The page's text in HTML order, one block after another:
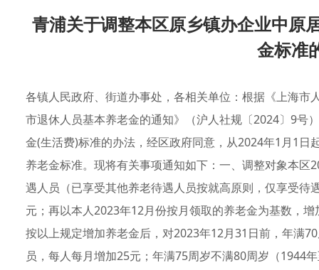
青浦关于调整本区原乡镇办企业中原
金标准
各镇人民政府、街道办事处，各相关单位：根据《上海
市退休人员基本养老金的通知》（沪人社规〔2024〕9号
金(生活费)标准的办法，经区政府同意，从2024年1月1
养老金标准。现将有关事项通知如下：一、调整对象本
遇人员（已享受其他养老待遇人员按就高原则，仅享受
元；再以本人2023年12月份按月领取的养老金为基数，
按以上规定增加养老金后，对2023年12月31日前，年满
员，每人每月增加25元；年满75周岁不满80周岁（1944